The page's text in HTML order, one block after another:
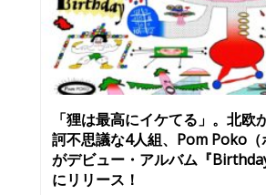
「狸は最高にイケてる」。北欧
訶不思議な4人組、Pom Poko（
がデビュー・アルバム『
にリリース！